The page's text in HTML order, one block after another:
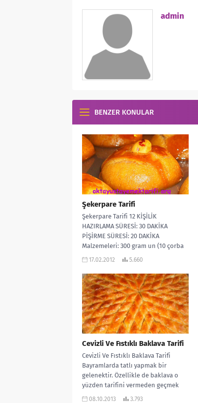
admin
BENZER KONULAR
Şekerpare Tarifi
Şekerpare Tarifi 12 KİŞİLİK
HAZIRLAMA SÜRESİ: 30 DAKİKA
PİŞİRME SÜRESİ: 20 DAKİKA
Malzemeleri: 300 gram un (10 çorba
kaşığı) 400...
17.02.2012 5.660
Cevizli Ve Fıstıklı Baklava Tarifi
Cevizli Ve Fıstıklı Baklava Tarifi
Bayramlarda tatlı yapmak bir
gelenektir. Özellikle de baklava o
yüzden tarifini vermeden geçmek
istemedim. Tarifi...
08.10.2013 3.793